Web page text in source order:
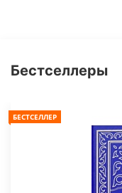
Бестселлеры
БЕСТСЕЛЛЕР